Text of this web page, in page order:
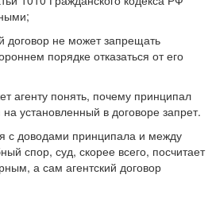
договор не может запрещать
порядке отказаться от его
агенту понять, почему принципал
установленный в договоре запрет.
с доводами принципала и между
спор, суд, скорее всего, посчитает
а сам агентский договор